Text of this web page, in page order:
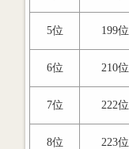
5位 199位
6位 210位
7位 222位
8位 223位